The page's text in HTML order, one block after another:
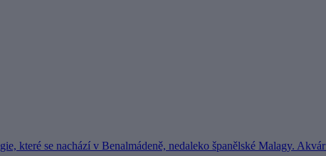
které se nachází v Benalmádeně, nedaleko španělské Malagy.